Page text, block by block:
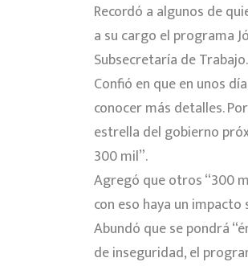
Recordó a algunos de
a su cargo el programa
Subsecretaría de Trabajo.
Confió en que en unos
conocer más detalles.
estrella del gobierno
300 mil”.
Agregó que otros “300
con eso haya un
Abundó que se pondrá
de inseguridad, el